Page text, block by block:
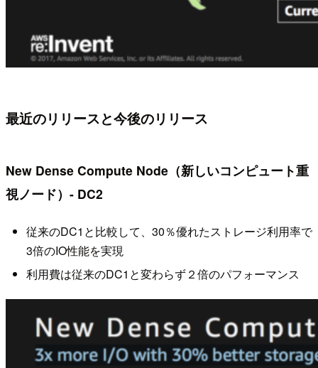
最近のリリースと今後のリリース
New Dense Compute Node（新しいコンピュート重
視ノード）- DC2
従来のDC1と比較して、30％優れたストレージ利用率で
3倍のIO性能を実現
利用費は従来のDC1と変わらず２倍のパフォーマンス